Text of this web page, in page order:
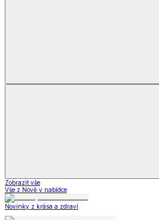
Zobrazit vše
Vše z Nově v nabídce
Novinky z krása a zdraví